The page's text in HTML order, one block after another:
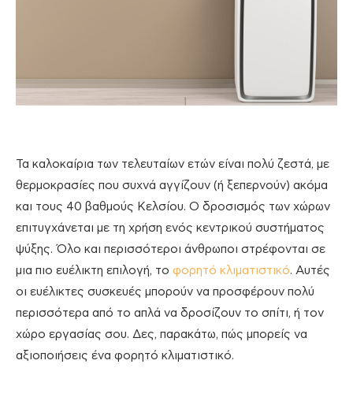
Τα καλοκαίρια των τελευταίων ετών είναι πολύ ζεστά, με
θερμοκρασίες που συχνά αγγίζουν (ή ξεπερνούν) ακόμα
και τους 40 βαθμούς Κελσίου. Ο δροσισμός των χώρων
επιτυγχάνεται με τη χρήση ενός κεντρικού συστήματος
ψύξης. Όλο και περισσότεροι άνθρωποι στρέφονται σε
μια πιο ευέλικτη επιλογή, το φορητό κλιματιστικό. Αυτές
οι ευέλικτες συσκευές μπορούν να προσφέρουν πολύ
περισσότερα από το απλά να δροσίζουν το σπίτι, ή τον
χώρο εργασίας σου. Δες, παρακάτω, πώς μπορείς να
αξιοποιήσεις ένα φορητό κλιματιστικό.